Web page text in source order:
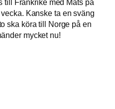
till Frankrike med Mats på
Kanske ta en sväng
ska köra till Norge på en
mycket nu!